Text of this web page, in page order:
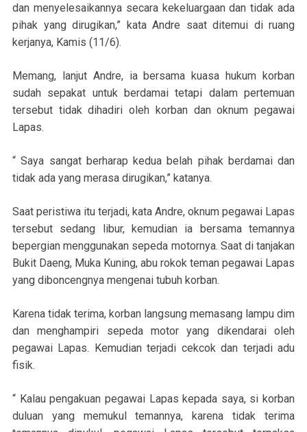
dan menyelesaikannya secara kekeluargaan dan tidak ada
pihak yang dirugikan,” kata Andre saat ditemui di ruang
kerjanya, Kamis (11/6).
Memang, lanjut Andre, ia bersama kuasa hukum korban
sudah sepakat untuk berdamai tetapi dalam pertemuan
tersebut tidak dihadiri oleh korban dan oknum pegawai
Lapas.
“ Saya sangat berharap kedua belah pihak berdamai dan
tidak ada yang merasa dirugikan,” katanya.
Saat peristiwa itu terjadi, kata Andre, oknum pegawai Lapas
tersebut sedang libur, kemudian ia bersama temannya
bepergian menggunakan sepeda motornya. Saat di tanjakan
Bukit Daeng, Muka Kuning, abu rokok teman pegawai Lapas
yang diboncengnya mengenai tubuh korban.
Karena tidak terima, korban langsung memasang lampu dim
dan menghampiri sepeda motor yang dikendarai oleh
pegawai Lapas. Kemudian terjadi cekcok dan terjadi adu
fisik.
“ Kalau pengakuan pegawai Lapas kepada saya, si korban
duluan yang memukul temannya, karena tidak terima